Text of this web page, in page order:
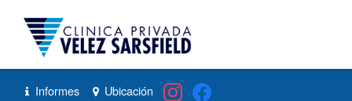
Dra. Zarate, Silvia – CPVS
Primary Menu
Header info sidebar Informes Ubicación